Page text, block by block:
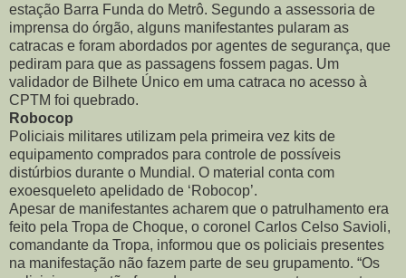
estação Barra Funda do Metrô. Segundo a assessoria de
imprensa do órgão, alguns manifestantes pularam as
catracas e foram abordados por agentes de segurança, que
pediram para que as passagens fossem pagas. Um
validador de Bilhete Único em uma catraca no acesso à
CPTM foi quebrado.
Robocop
Policiais militares utilizam pela primeira vez kits de
equipamento comprados para controle de possíveis
distúrbios durante o Mundial. O material conta com
exoesqueleto apelidado de ‘Robocop’.
Apesar de manifestantes acharem que o patrulhamento era
feito pela Tropa de Choque, o coronel Carlos Celso Savioli,
comandante da Tropa, informou que os policiais presentes
na manifestação não fazem parte de seu grupamento. “Os